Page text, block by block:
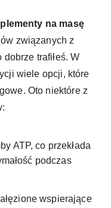
na masę
związanych z
trafiłeś. W
wiele opcji, które
Oto niektóre z
ATP, co przekłada
podczas
wspierające